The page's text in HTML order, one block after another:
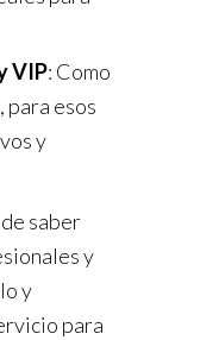
VIP: Como
para esos
y
saber
y
y
para